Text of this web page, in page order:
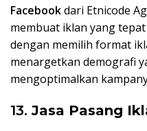
Facebookdari Etnicode
membuat iklan yang
dengan memilih format
menargetkan demografi
mengoptimalkan
13.Jasa Pasang